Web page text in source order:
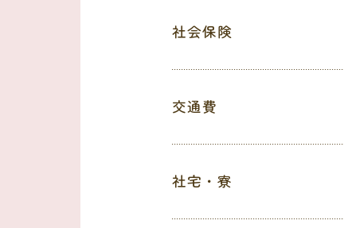
社会保険
交通費
社宅・寮